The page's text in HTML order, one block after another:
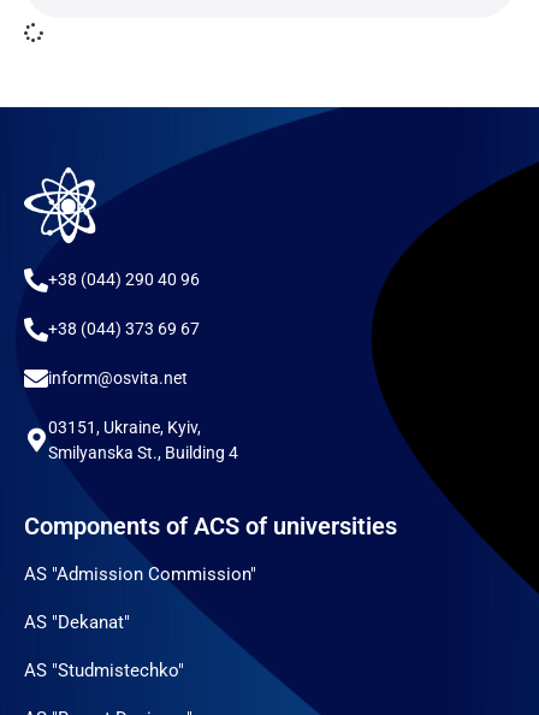
+38 (044) 290 40 96
+38 (044) 373 69 67
inform@osvita.net
03151, Ukraine, Kyiv,
Smilyanska St., Building 4
Components of ACS of universities
AS "Admission Commission"
AS "Dekanat"
AS "Studmistechko"